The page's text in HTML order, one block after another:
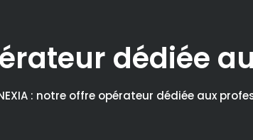
dédiée
: notre offre opérateur dédiée aux